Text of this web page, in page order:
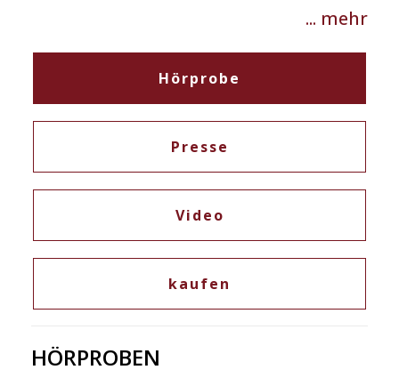
... mehr
Hörprobe
Presse
Video
kaufen
HÖRPROBEN